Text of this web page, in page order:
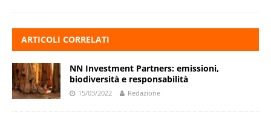
ARTICOLI CORRELATI
NN Investment Partners: emissioni,
biodiversità e responsabilità
15/03/2022 Redazione